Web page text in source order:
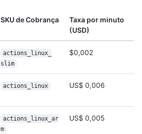
SKU de Cobrança
Taxa por minuto
(USD)
actions_linux_
slim
$0,002
actions_linux US$ 0,006
actions_linux_ar
m
US$ 0,005